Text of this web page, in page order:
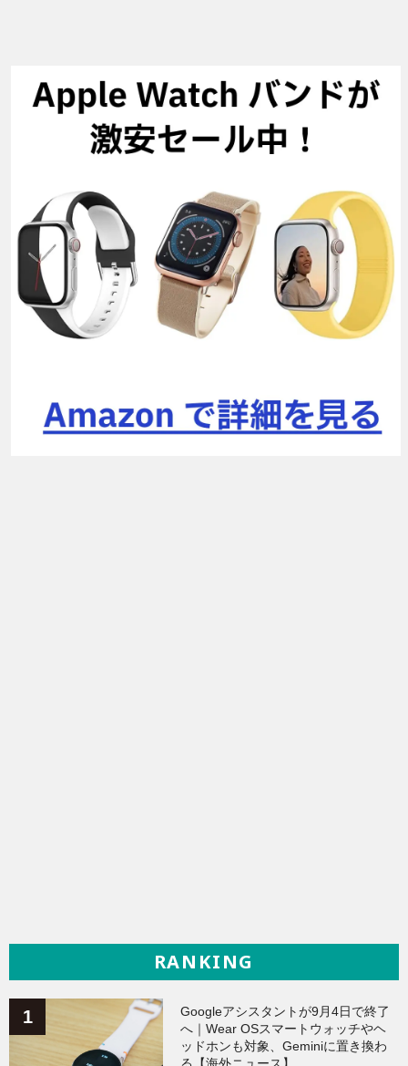
RANKING
Googleアシスタントが9月4日で終了
へ｜Wear OSスマートウォッチやヘ
ッドホンも対象、Geminiに置き換わ
る【海外ニュース】